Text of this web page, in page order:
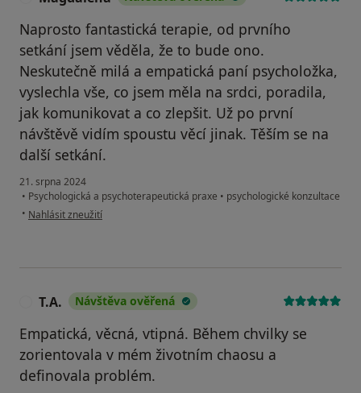
Naprosto fantastická terapie, od prvního
setkání jsem věděla, že to bude ono.
Neskutečně milá a empatická paní psycholožka,
vyslechla vše, co jsem měla na srdci, poradila,
jak komunikovat a co zlepšit. Už po první
návštěvě vidím spoustu věcí jinak. Těším se na
další setkání.
21. srpna 2024
• Psychologická a psychoterapeutická praxe • psychologické konzultace
• podle názoru uživatele Magdalena
Nahlásit zneužití
T.A. Návštěva ověřená
Empatická, věcná, vtipná. Během chvilky se
zorientovala v mém životním chaosu a
definovala problém.